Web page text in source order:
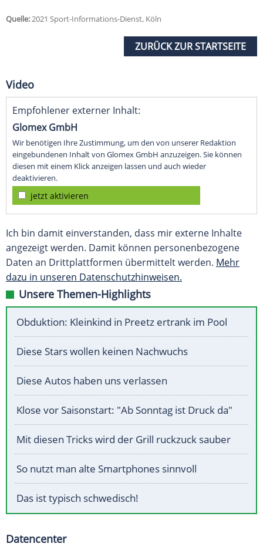
Quelle:2021 Sport-Informations-Dienst, Köln
ZURÜCK ZUR STARTSEITE
Video
Empfohlener externer Inhalt:
Glomex GmbH
Wir benötigen Ihre Zustimmung, um den von unserer Redaktion
eingebundenen Inhalt von Glomex GmbH anzuzeigen. Sie können
diesen mit einem Klick anzeigen lassen und auch wieder
deaktivieren.
jetzt aktivieren
Ich bin damit einverstanden, dass mir externe Inhalte
angezeigt werden. Damit können personenbezogene
Daten an Drittplattformen übermittelt werden. Mehr
dazu in unseren Datenschutzhinweisen.
Unsere Themen-Highlights
Obduktion: Kleinkind in Preetz ertrank im Pool
Diese Stars wollen keinen Nachwuchs
Diese Autos haben uns verlassen
Klose vor Saisonstart: "Ab Sonntag ist Druck da"
Mit diesen Tricks wird der Grill ruckzuck sauber
So nutzt man alte Smartphones sinnvoll
Das ist typisch schwedisch!
Datencenter